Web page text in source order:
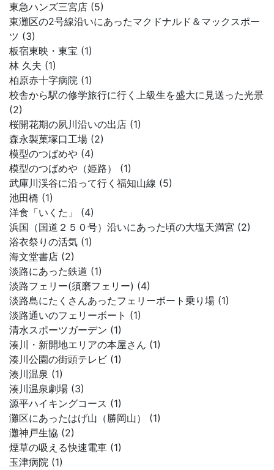
東急ハンズ三宮店 (5)
東灘区の2号線沿いにあったマクドナルド＆マックスポー
ツ (3)
板宿東映・東宝 (1)
林 久夫 (1)
柏原赤十字病院 (1)
校舎から駅の修学旅行に行く上級生を盛大に見送った光景
(2)
桜開花期の夙川沿いの出店 (1)
森永製菓塚口工場 (2)
模型のつばめや (4)
模型のつばめや（姫路） (1)
武庫川渓谷に沿って行く福知山線 (5)
池田橋 (1)
洋食「いくた」 (4)
浜国（国道２５０号）沿いにあった頃の大塩天満宮 (2)
浴衣祭りの活気 (1)
海文堂書店 (2)
淡路にあった鉄道 (1)
淡路フェリー(須磨フェリー) (4)
淡路島にたくさんあったフェリーボート乗り場 (1)
淡路通いのフェリーボート (1)
清水スポーツガーデン (1)
湊川・新開地エリアの本屋さん (1)
湊川公園の街頭テレビ (1)
湊川温泉 (1)
湊川温泉劇場 (3)
源平ハイキングコース (1)
灘区にあったはげ山（勝岡山） (1)
灘神戸生協 (2)
煙草の吸える快速電車 (1)
玉津病院 (1)